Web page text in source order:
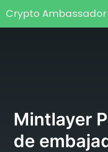
Navegación
Crypto Ambassador
Mintlayer
de